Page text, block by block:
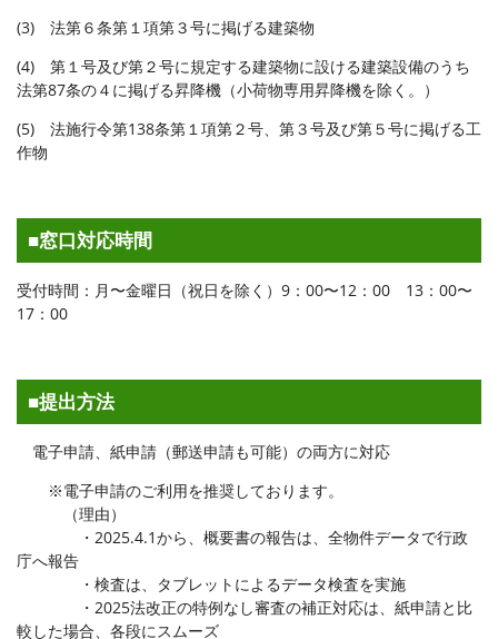
(3) 法第６条第１項第３号に掲げる建築物
(4) 第１号及び第２号に規定する建築物に設ける建築設備のうち
法第87条の４に掲げる昇降機（小荷物専用昇降機を除く。）
(5) 法施行令第138条第１項第２号、第３号及び第５号に掲げる工
作物
■窓口対応時間
受付時間：月〜金曜日（祝日を除く）9：00〜12：00 13：00〜
17：00
■提出方法
電子申請、紙申請（郵送申請も可能）の両方に対応
※電子申請のご利用を推奨しております。
（理由）
・2025.4.1から、概要書の報告は、全物件データで行政
庁へ報告
・検査は、タブレットによるデータ検査を実施
・2025法改正の特例なし審査の補正対応は、紙申請と比
較した場合、各段にスムーズ